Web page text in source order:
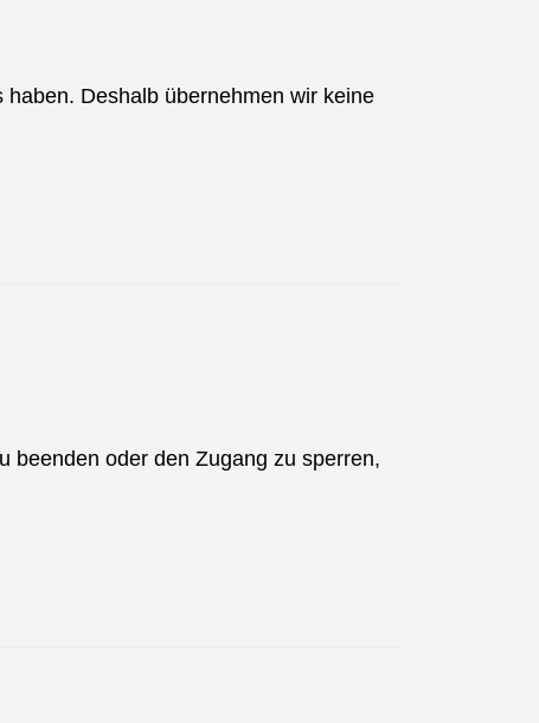
Deshalb übernehmen wir keine
beenden oder den Zugang zu sperren,